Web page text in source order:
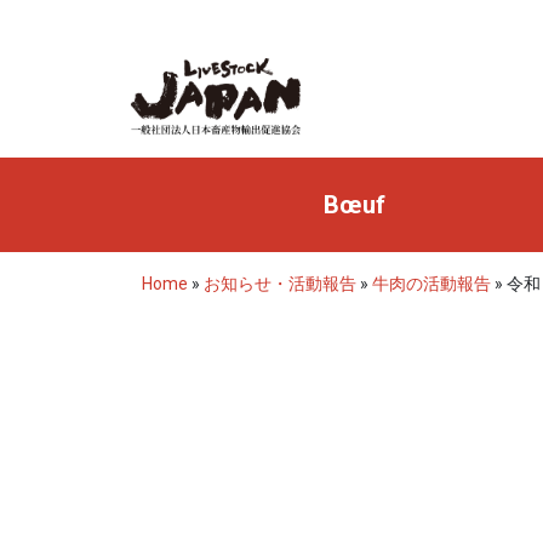
Bœuf
Home » お知らせ・活動報告 » 牛肉の活動報告 » 令